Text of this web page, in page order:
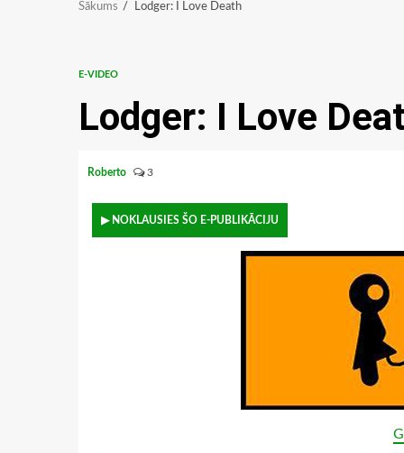
Sākums Lodger: I Love Death
E-VIDEO
Lodger: I Love
Roberto 3
▶ NOKLAUSIES ŠO E-PUBLIKĀCIJU